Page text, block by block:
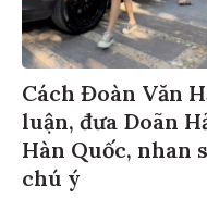
Cách Đoàn Văn
luận, đưa Doãn
Hàn Quốc, nhan
chú ý